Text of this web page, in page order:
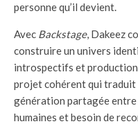
personne qu’il devient.
Avec Backstage, Dakeez
construire un univers
introspectifs et
projet cohérent qui traduit
génération partagée
humaines et besoin de